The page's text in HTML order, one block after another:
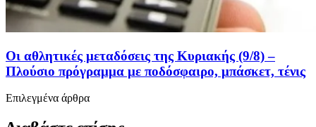
Οι αθλητικές μεταδόσεις της Κυριακής (9/8) –
Πλούσιο πρόγραμμα με ποδόσφαιρο, μπάσκετ, τένις
Επιλεγμένα άρθρα